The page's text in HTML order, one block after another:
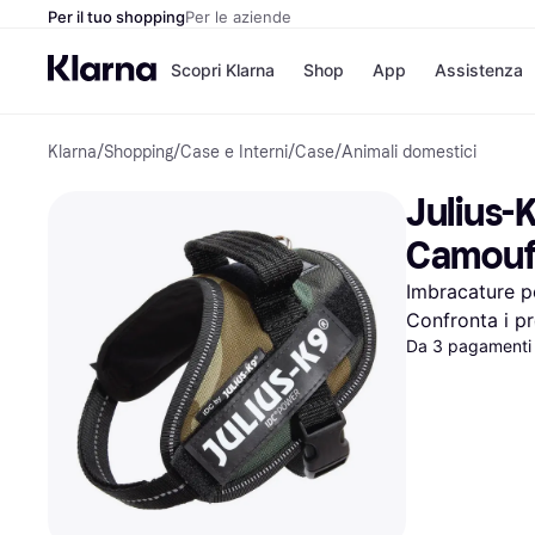
Per il tuo shoppingPer le aziende
Scopri Klarna
Opzioni di
Paga ora
Paga in 3 rate
Paga dopo 30 giorni
Finanziamento
Shop
Negozi
Unieuro
Media
eBay
Zalando
App Assistenza
Klarna/Shopping/Case e Interni/Case/Animali domestici
Julius-
Imbracature
Confronta i
Da 3